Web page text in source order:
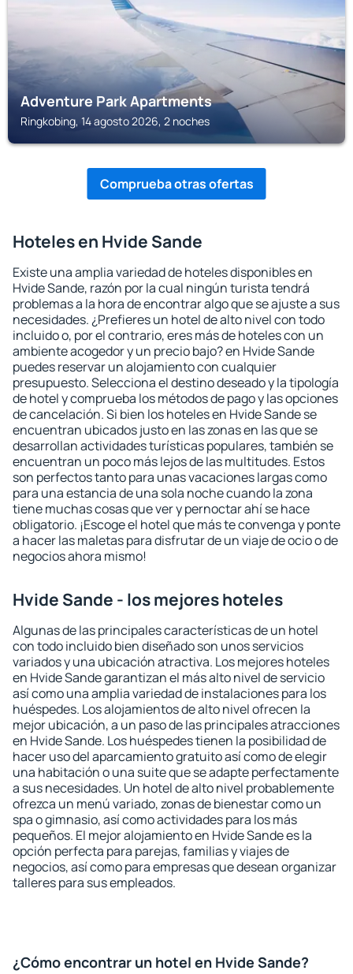
Adventure Park Apartments
Ringkobing, 14 agosto 2026, 2 noches
Comprueba otras ofertas
Hoteles en Hvide Sande
Existe una amplia variedad de hoteles disponibles en
Hvide Sande, razón por la cual ningún turista tendrá
problemas a la hora de encontrar algo que se ajuste a sus
necesidades. ¿Prefieres un hotel de alto nivel con todo
incluido o, por el contrario, eres más de hoteles con un
ambiente acogedor y un precio bajo? en Hvide Sande
puedes reservar un alojamiento con cualquier
presupuesto. Selecciona el destino deseado y la tipología
de hotel y comprueba los métodos de pago y las opciones
de cancelación. Si bien los hoteles en Hvide Sande se
encuentran ubicados justo en las zonas en las que se
desarrollan actividades turísticas populares, también se
encuentran un poco más lejos de las multitudes. Estos
son perfectos tanto para unas vacaciones largas como
para una estancia de una sola noche cuando la zona
tiene muchas cosas que ver y pernoctar ahí se hace
obligatorio. ¡Escoge el hotel que más te convenga y ponte
a hacer las maletas para disfrutar de un viaje de ocio o de
negocios ahora mismo!
Hvide Sande - los mejores hoteles
Algunas de las principales características de un hotel
con todo incluido bien diseñado son unos servicios
variados y una ubicación atractiva. Los mejores hoteles
en Hvide Sande garantizan el más alto nivel de servicio
así como una amplia variedad de instalaciones para los
huéspedes. Los alojamientos de alto nivel ofrecen la
mejor ubicación, a un paso de las principales atracciones
en Hvide Sande. Los huéspedes tienen la posibilidad de
hacer uso del aparcamiento gratuito así como de elegir
una habitación o una suite que se adapte perfectamente
a sus necesidades. Un hotel de alto nivel probablemente
ofrezca un menú variado, zonas de bienestar como un
spa o gimnasio, así como actividades para los más
pequeños. El mejor alojamiento en Hvide Sande es la
opción perfecta para parejas, familias y viajes de
negocios, así como para empresas que desean organizar
talleres para sus empleados.
¿Cómo encontrar un hotel en Hvide Sande?